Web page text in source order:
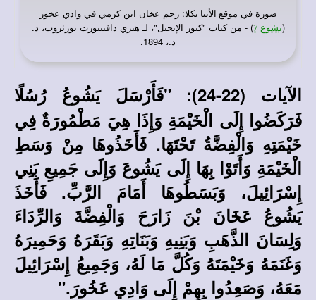
صورة في موقع الأنبا تكلا: رجم عخان ابن كرمي في وادي عخور
(يشوع 7
) - من كتاب "كنوز الإنجيل"، لـ هنري دافينبورت نورثروب، د.
د.، 1894.
الآيات (22-24): "فَأَرْسَلَ يَشُوعُ رُسُلًا
فَرَكَضُوا إِلَى الْخَيْمَةِ وَإِذَا هِيَ مَطْمُورَةٌ فِي
خَيْمَتِهِ وَالْفِضَّةُ تَحْتَهَا. فَأَخَذُوهَا مِنْ وَسَطِ
الْخَيْمَةِ وَأَتَوْا بِهَا إِلَى يَشُوعَ وَإِلَى جَمِيعِ بَنِي
إِسْرَائِيلَ، وَبَسَطُوهَا أَمَامَ الرَّبِّ. فَأَخَذَ
يَشُوعُ عَخَانَ بْنَ زَارَحَ وَالْفِضَّةَ وَالرِّدَاءَ
وَلِسَانَ الذَّهَبِ وَبَنِيهِ وَبَنَاتِهِ وَبَقَرَهُ وَحَمِيرَهُ
وَغَنَمَهُ وَخَيْمَتَهُ وَكُلَّ مَا لَهُ، وَجَمِيعُ إِسْرَائِيلَ
مَعَهُ، وَصَعِدُوا بِهِمْ إِلَى وَادِي عَخُورَ."